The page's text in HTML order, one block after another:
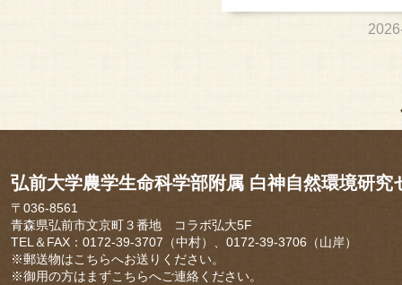
弘前大学農学生命科学部附属 白神自然環境研究
〒036-8561
青森県弘前市文京町３番地 コラボ弘大5F
TEL＆FAX：0172-39-3707（中村）、0172-39-3706（山岸）
※郵送物はこちらへお送りください。
※御用の方はまずこちらへご連絡ください。